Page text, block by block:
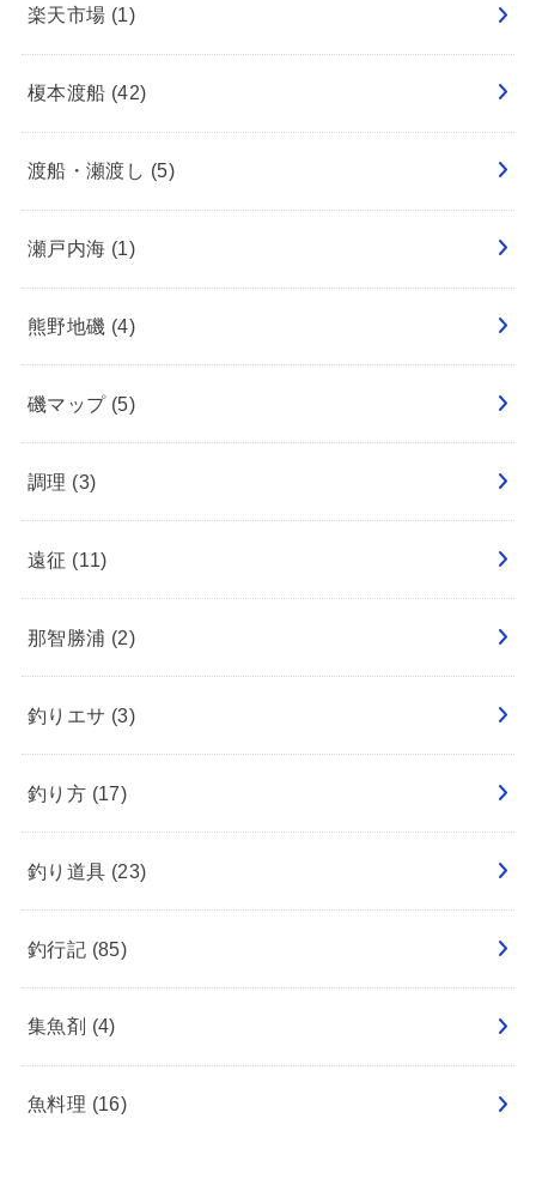
楽天市場 (1)
榎本渡船 (42)
渡船・瀬渡し (5)
瀬戸内海 (1)
熊野地磯 (4)
磯マップ (5)
調理 (3)
遠征 (11)
那智勝浦 (2)
釣りエサ (3)
釣り方 (17)
釣り道具 (23)
釣行記 (85)
集魚剤 (4)
魚料理 (16)